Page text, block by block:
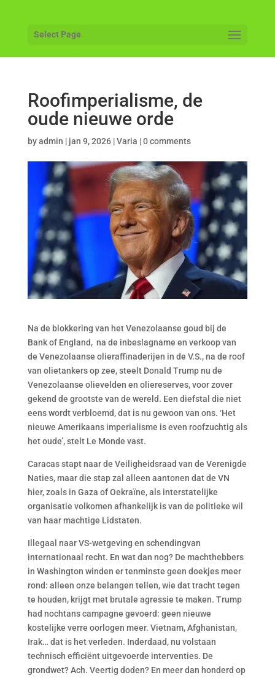
Select Page
Roofimperialisme, de
oude nieuwe orde
byadmin | jan 9, 2026|Varia |0 comments
Na de blokkering van het Venezolaanse goud bij de
Bank of England, na de inbeslagname en verkoop van
de Venezolaanse olieraffinaderijen in de V.S., na de roof
van olietankers op zee, steelt Donald Trump nu de
Venezolaanse olievelden en oliereserves, voor zover
gekend de grootste van de wereld. Een diefstal die niet
eens wordt verbloemd, dat is nu gewoon van ons. ‘Het
nieuwe Amerikaans imperialisme is even roofzuchtig als
het oude’, stelt Le Monde vast.
Caracas stapt naar de Veiligheidsraad van de Verenigde
Naties, maar die stap zal alleen aantonen dat de VN
hier, zoals in Gaza of Oekraïne, als interstatelijke
organisatie volkomen afhankelijk is van de politieke wil
van haar machtige Lidstaten.
Illegaal naar VS-wetgeving en schendingvan
internationaal recht. En wat dan nog? De machthebbers
in Washington winden er tenminste geen doekjes meer
rond: alleen onze belangen tellen, wie dat tracht tegen
te houden, krijgt met brutale agressie te maken. Trump
had nochtans campagne gevoerd: geen nieuwe
kostelijke verre oorlogen meer. Vietnam, Afghanistan,
Irak… dat is het verleden. Inderdaad, nu volstaan
technisch efficiënt uitgevoerde interventies. De
grondwet? Ach. Veertig doden? En meer dan honderd op